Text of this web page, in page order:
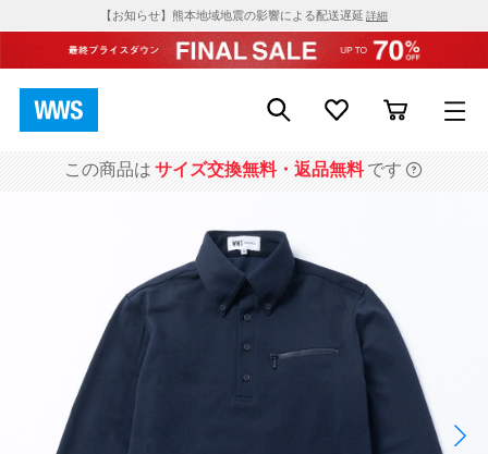
【お知らせ】熊本地域地震の影響による配送遅延 詳細
この商品は サイズ交換無料・返品無料です